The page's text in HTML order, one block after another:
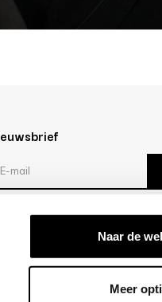
Naar de
Meer
/10 -klantbeoordelingen